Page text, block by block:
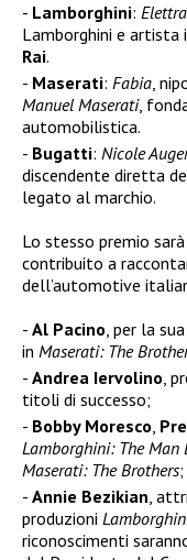
Lamborghini:
Lamborghini e artista
Rai.
Maserati: Fabia,
Manuel Maserati,
automobilistica.
Bugatti: Nicole
discendente diretta
legato al marchio.
Lo stesso premio
contribuito a
dell’automotive
Al Pacino, per la
in Maserati: The
Andrea Iervolino,
titoli di successo;
Bobby Moresco,
Lamborghini: The Man
Maserati: The Brothers;
Annie Bezikian,
produzioni
riconoscimenti